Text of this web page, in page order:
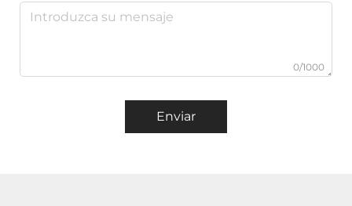
0/1000
Enviar